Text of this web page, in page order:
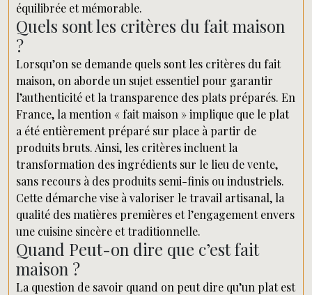
équilibrée et mémorable.
Quels sont les critères du fait maison
?
Lorsqu’on se demande quels sont les critères du fait
maison, on aborde un sujet essentiel pour garantir
l’authenticité et la transparence des plats préparés. En
France, la mention « fait maison » implique que le plat
a été entièrement préparé sur place à partir de
produits bruts. Ainsi, les critères incluent la
transformation des ingrédients sur le lieu de vente,
sans recours à des produits semi-finis ou industriels.
Cette démarche vise à valoriser le travail artisanal, la
qualité des matières premières et l’engagement envers
une cuisine sincère et traditionnelle.
Quand Peut-on dire que c’est fait
maison ?
La question de savoir quand on peut dire qu’un plat est